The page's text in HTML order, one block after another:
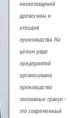
низкотоварной
древесины и
отходов
производства. На
целом ряде
предприятий
организовано
производство
топливных гранул -
это современный